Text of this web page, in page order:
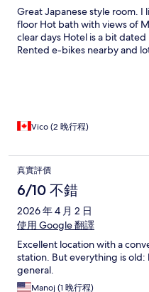
Great Japanese style room.
floor Hot bath with views of
clear days Hotel is a bit
Rented e-bikes nearby and
Vico (2 晚行程)
真實評價
6/10 不錯
2026 年 4 月 2 日
使用 Google 翻譯
Excellent location with a
station. But everything is
general.
Manoj (1 晚行程)